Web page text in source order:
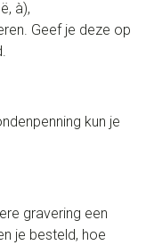
à),
Geef je deze op
kun je
gravering een
je besteld, hoe